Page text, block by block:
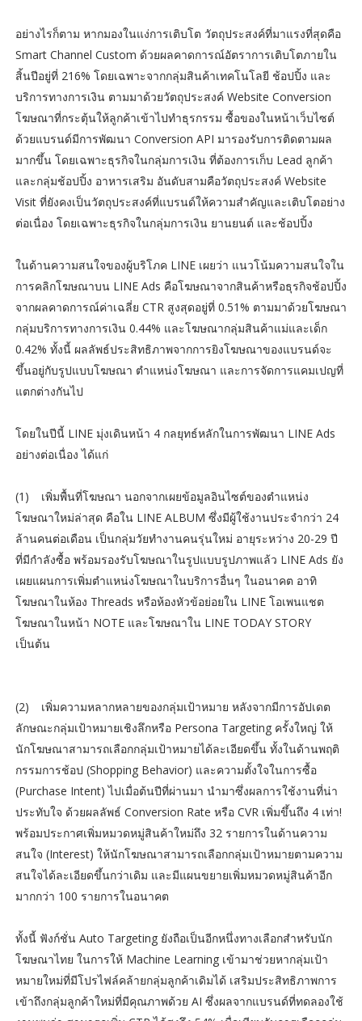
อย่างไรก็ตาม หากมองในแง่การเติบโต วัตถุประสงค์ที่มาแรงที่สุดคือ
Smart Channel Custom ด้วยผลคาดการณ์อัตราการเติบโตภายใน
สิ้นปีอยู่ที่ 216% โดยเฉพาะจากกลุ่มสินค้าเทคโนโลยี ช้อปปิ้ง และ
บริการทางการเงิน ตามมาด้วยวัตถุประสงค์ Website Conversion
โฆษณาที่กระตุ้นให้ลูกค้าเข้าไปทำธุรกรรม ซื้อของในหน้าเว็บไซต์
ด้วยแบรนด์มีการพัฒนา Conversion API มารองรับการติดตามผล
มากขึ้น โดยเฉพาะธุรกิจในกลุ่มการเงิน ที่ต้องการเก็บ Lead ลูกค้า
และกลุ่มช้อปปิ้ง อาหารเสริม อันดับสามคือวัตถุประสงค์ Website
Visit ที่ยังคงเป็นวัตถุประสงค์ที่แบรนด์ให้ความสำคัญและเติบโตอย่าง
ต่อเนื่อง โดยเฉพาะธุรกิจในกลุ่มการเงิน ยานยนต์ และช้อปปิ้ง
ในด้านความสนใจของผู้บริโภค LINE เผยว่า แนวโน้มความสนใจใน
การคลิกโฆษณาบน LINE Ads คือโฆษณาจากสินค้าหรือธุรกิจช้อปปิ้ง
จากผลคาดการณ์ค่าเฉลี่ย CTR สูงสุดอยู่ที่ 0.51% ตามมาด้วยโฆษณา
กลุ่มบริการทางการเงิน 0.44% และโฆษณากลุ่มสินค้าแม่และเด็ก
0.42% ทั้งนี้ ผลลัพธ์ประสิทธิภาพจากการยิงโฆษณาของแบรนด์จะ
ขึ้นอยู่กับรูปแบบโฆษณา ตำแหน่งโฆษณา และการจัดการแคมเปญที่
แตกต่างกันไป
โดยในปีนี้ LINE มุ่งเดินหน้า 4 กลยุทธ์หลักในการพัฒนา LINE Ads
อย่างต่อเนื่อง ได้แก่
(1)
เพิ่มพื้นที่โฆษณา นอกจากเผยข้อมูลอินไซต์ของตำแหน่ง
โฆษณาใหม่ล่าสุด คือใน LINE ALBUM ซึ่งมีผู้ใช้งานประจำกว่า 24
ล้านคนต่อเดือน เป็นกลุ่มวัยทำงานคนรุ่นใหม่ อายุระหว่าง 20-29 ปี
ที่มีกำลังซื้อ พร้อมรองรับโฆษณาในรูปแบบรูปภาพแล้ว LINE Ads ยัง
เผยแผนการเพิ่มตำแหน่งโฆษณาในบริการอื่นๆ ในอนาคต อาทิ
โฆษณาในห้อง Threads หรือห้องหัวข้อย่อยใน LINE โอเพนแชต
โฆษณาในหน้า NOTE และโฆษณาใน LINE TODAY STORY
เป็นต้น
(2)
เพิ่มความหลากหลายของกลุ่มเป้าหมาย หลังจากมีการอัปเดต
ลักษณะกลุ่มเป้าหมายเชิงลึกหรือ Persona Targeting ครั้งใหญ่ ให้
นักโฆษณาสามารถเลือกกลุ่มเป้าหมายได้ละเอียดขึ้น ทั้งในด้านพฤติ
กรรมการช้อป (Shopping Behavior) และความตั้งใจในการซื้อ
(Purchase Intent) ไปเมื่อต้นปีที่ผ่านมา นำมาซึ่งผลการใช้งานที่น่า
ประทับใจ ด้วยผลลัพธ์ Conversion Rate หรือ CVR เพิ่มขึ้นถึง 4 เท่า!
พร้อมประกาศเพิ่มหมวดหมู่สินค้าใหม่ถึง 32 รายการในด้านความ
สนใจ (Interest) ให้นักโฆษณาสามารถเลือกกลุ่มเป้าหมายตามความ
สนใจได้ละเอียดขึ้นกว่าเดิม และมีแผนขยายเพิ่มหมวดหมู่สินค้าอีก
มากกว่า 100 รายการในอนาคต
ทั้งนี้ ฟังก์ชั่น Auto Targeting ยังถือเป็นอีกหนึ่งทางเลือกสำหรับนัก
โฆษณาไทย ในการให้ Machine Learning เข้ามาช่วยหากลุ่มเป้า
หมายใหม่ที่มีโปรไฟล์คล้ายกลุ่มลูกค้าเดิมได้ เสริมประสิทธิภาพการ
เข้าถึงกลุ่มลูกค้าใหม่ที่มีคุณภาพด้วย AI ซึ่งผลจากแบรนด์ที่ทดลองใช้